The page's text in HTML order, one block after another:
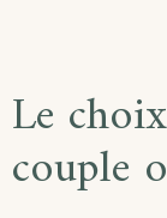
Le
couple